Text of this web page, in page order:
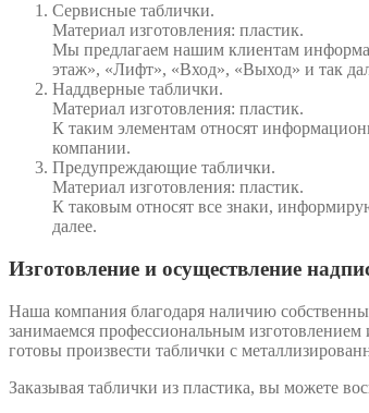
Сервисные таблички.
Материал изготовления: пластик.
Мы предлагаем нашим клиентам
этаж», «Лифт», «Вход», «Выход» и так
Наддверные таблички.
Материал изготовления: пластик.
К таким элементам относят
компании.
Предупреждающие таблички.
Материал изготовления: пластик.
К таковым относят все знаки,
далее.
Изготовление и осуществление
Наша компания благодаря наличию
занимаемся профессиональным
готовы произвести таблички с
Заказывая таблички из пластика, вы можете